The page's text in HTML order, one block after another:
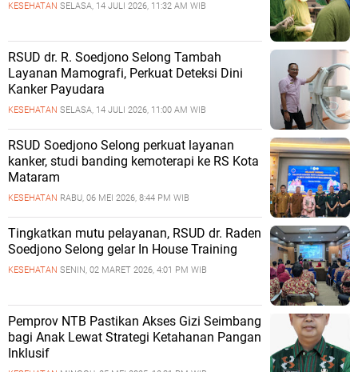
KESEHATAN SELASA, 14 JULI 2026, 11:32 AM WIB
RSUD dr. R. Soedjono Selong Tambah
Layanan Mamografi, Perkuat Deteksi Dini
Kanker Payudara
KESEHATAN SELASA, 14 JULI 2026, 11:00 AM WIB
RSUD Soedjono Selong perkuat layanan
kanker, studi banding kemoterapi ke RS Kota
Mataram
KESEHATAN RABU, 06 MEI 2026, 8:44 PM WIB
Tingkatkan mutu pelayanan, RSUD dr. Raden
Soedjono Selong gelar In House Training
KESEHATAN SENIN, 02 MARET 2026, 4:01 PM WIB
Pemprov NTB Pastikan Akses Gizi Seimbang
bagi Anak Lewat Strategi Ketahanan Pangan
Inklusif